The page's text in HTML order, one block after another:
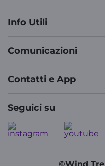
Info Utili
Comunicazioni
Contatti e App
Seguici su